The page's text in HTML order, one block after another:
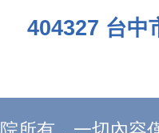
404327 台中